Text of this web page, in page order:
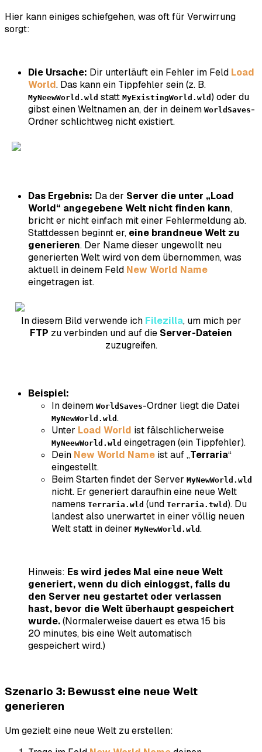
Hier kann einiges schiefgehen, was oft für Verwirrung
sorgt:
Die Ursache: Dir unterläuft ein Fehler im Feld Load
World. Das kann ein Tippfehler sein (z. B.
MyNeewWorld.wld statt MyExistingWorld.wld ) oder du
gibst einen Weltnamen an, der in deinem WorldSaves-
Ordner schlichtweg nicht existiert.
Das Ergebnis: Da der Server die unter „Load
World“ angegebene Welt nicht finden kann,
bricht er nicht einfach mit einer Fehlermeldung ab.
Stattdessen beginnt er, eine brandneue Welt zu
generieren. Der Name dieser ungewollt neu
generierten Weltwird von dem übernommen, was
aktuell in deinem Feld New World Name
eingetragen ist.
In diesem Bild verwende ich Filezilla, um mich per
FTP zu verbinden und auf die Server-Dateien
zuzugreifen.
Beispiel:
In deinem WorldSaves-Ordner liegt die Datei
MyNewWorld.wld .
Unter Load World ist fälschlicherweise
MyNeewWorld.wld eingetragen (ein Tippfehler).
Dein New World Name ist auf „Terraria“
eingestellt.
Beim Starten findet der Server MyNewWorld.wld
nicht. Er generiert daraufhin eine neue Welt
namens Terraria.wld (und Terraria.twld ). Du
landest also unerwartet in einer völlig neuen
Welt statt in deiner MyNewWorld.wld .
Hinweis: Es wird jedes Mal eine neue Welt
generiert, wenn du dich einloggst, falls du
den Server neu gestartet oder verlassen
hast, bevor die Welt überhaupt gespeichert
wurde.(Normalerweise dauert es etwa 15 bis
20 minutes, bis eine Welt automatisch
gespeichert wird.)
Szenario 3: Bewusst eine neue Welt
generieren
Um gezielt eine neue Welt zu erstellen: